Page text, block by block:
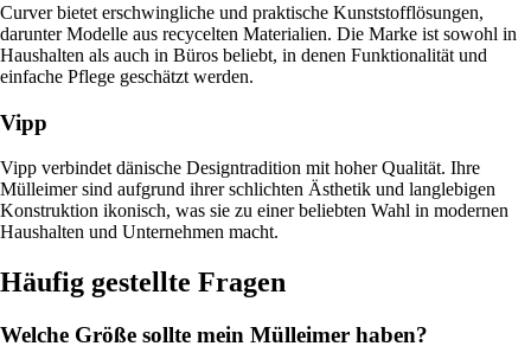
Curver bietet erschwingliche und praktische Kunststofflösungen,
darunter Modelle aus recycelten Materialien. Die Marke ist sowohl in
Haushalten als auch in Büros beliebt, in denen Funktionalität und
einfache Pflege geschätzt werden.
Vipp
Vipp verbindet dänische Designtradition mit hoher Qualität. Ihre
Mülleimer sind aufgrund ihrer schlichten Ästhetik und langlebigen
Konstruktion ikonisch, was sie zu einer beliebten Wahl in modernen
Haushalten und Unternehmen macht.
Häufig gestellte Fragen
Welche Größe sollte mein Mülleimer haben?